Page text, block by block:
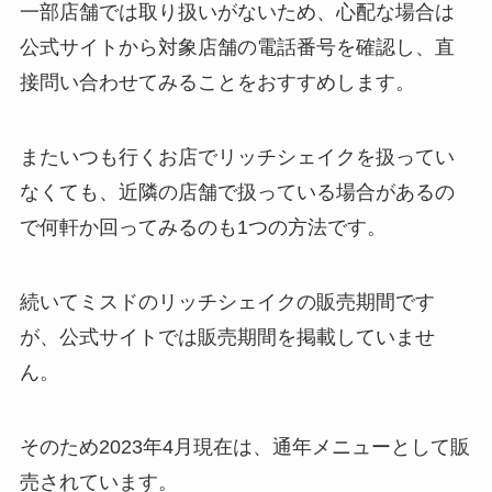
一部店舗では取り扱いがないため、心配な場合は
公式サイトから対象店舗の電話番号を確認し、直
接問い合わせてみることをおすすめします。
またいつも行くお店でリッチシェイクを扱ってい
なくても、近隣の店舗で扱っている場合があるの
で何軒か回ってみるのも1つの方法です。
続いてミスドのリッチシェイクの販売期間です
が、公式サイトでは販売期間を掲載していませ
ん。
そのため2023年4月現在は、通年メニューとして販
売されています。